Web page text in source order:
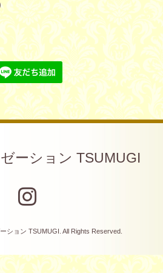
ーション TSUMUGI
ション TSUMUGI . All Rights Reserved.